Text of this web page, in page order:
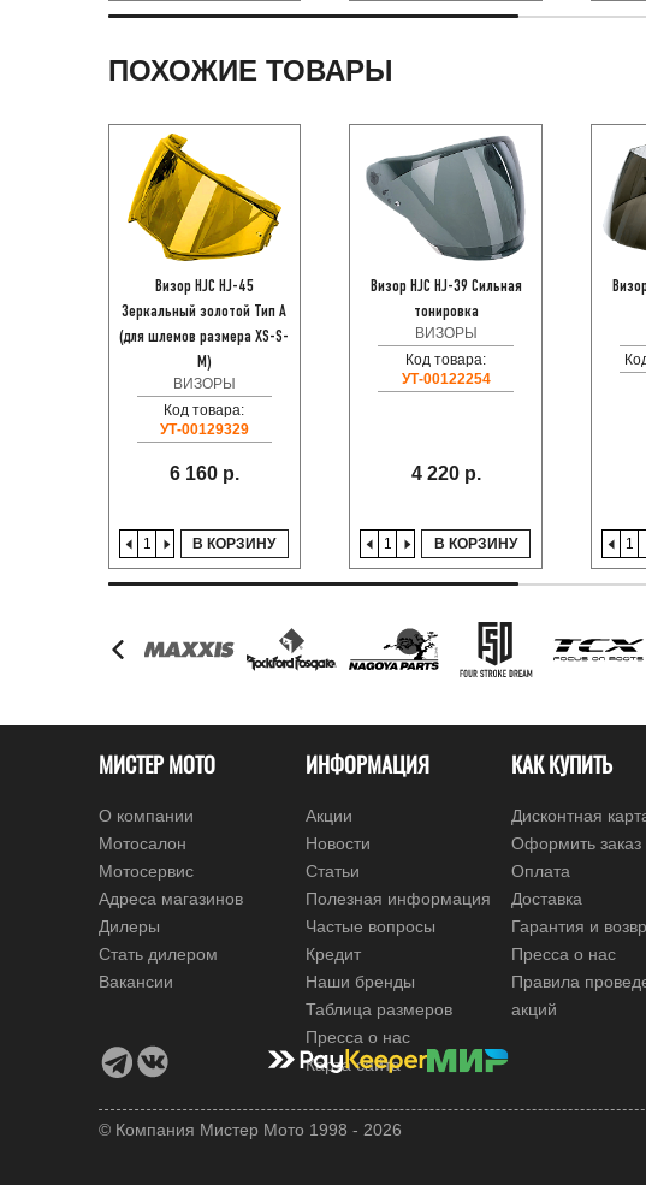
ПОХОЖИЕ ТОВАРЫ
Визор HJC HJ-45
Зеркальный золотой Тип A
(для шлемов размера XS-S-
M)
ВИЗОРЫ
Код товара:
УТ-00129329
6 160 р.
В КОРЗИНУ
Визор HJC HJ-39 Сильная
тонировка
ВИЗОРЫ
Код товара:
УТ-00122254
4 220 р.
В КОРЗИНУ
МИСТЕР МОТО
О компании
Мотосалон
Мотосервис
Адреса магазинов
Дилеры
Стать дилером
Вакансии
ИНФОРМАЦИЯ
Акции
Новости
Статьи
Полезная информация
Частые вопросы
Кредит
Наши бренды
Таблица размеров
Пресса о нас
Карта сайта
КАК КУПИТЬ
Дисконтная
Оформить заказ
Оплата
Доставка
Гарантия и
Пресса о нас
Правила
акций
© Компания Мистер Мото 1998 - 2026